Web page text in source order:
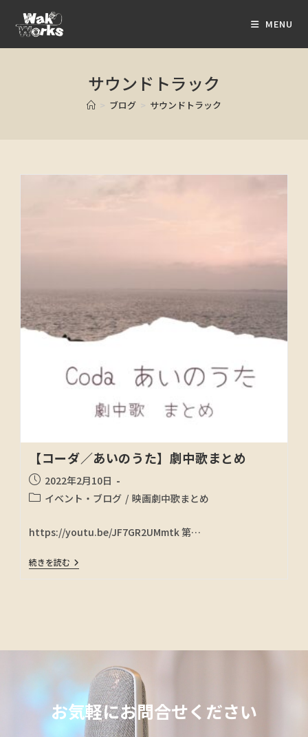
MENU
サウンドトラック
> ブログ > サウンドトラック
【コーダ／あいのうた】劇中歌まとめ
2022年2月10日
イベント・ブログ / 映画劇中歌まとめ
https://youtu.be/JF7GR2UMmtk 第…
続きを読む
お気軽にお問合せください